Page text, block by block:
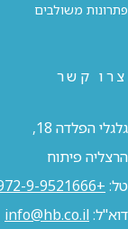
פתרונות משולבים
צרו קשר
גלגלי הפלדה 18,
הרצליה פיתוח
טל: +972-9-9521666
דוא"ל:info@hb.co.il